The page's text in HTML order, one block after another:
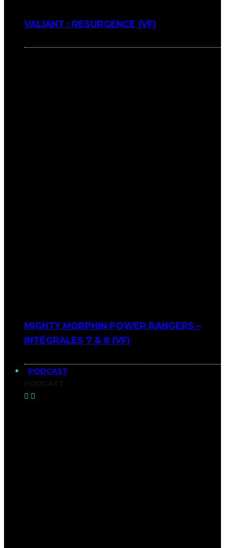
VALIANT : RESURGENCE (VF)
MIGHTY MORPHIN POWER RANGERS –
INTÉGRALES 7 & 8 (VF)
PODCAST